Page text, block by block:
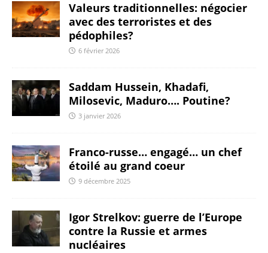
Valeurs traditionnelles: négocier
avec des terroristes et des
pédophiles?
6 février 2026
Saddam Hussein, Khadafi,
Milosevic, Maduro…. Poutine?
3 janvier 2026
Franco-russe… engagé… un chef
étoilé au grand coeur
9 décembre 2025
Igor Strelkov: guerre de l’Europe
contre la Russie et armes
nucléaires